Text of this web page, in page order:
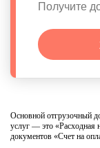
Получите
Основной отгрузочный
услуг — это «Расходная
документов «Счет на